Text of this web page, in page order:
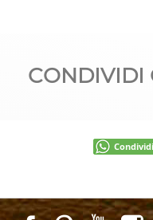
CONDIVIDI
Condividi